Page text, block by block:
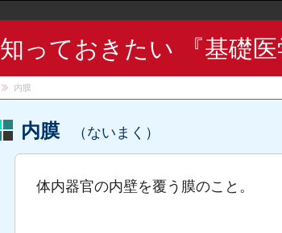
知っておきたい 『基礎医
内膜
内膜 （ないまく）
体内器官の内壁を覆う膜のこと。
内側足底神経
内側足底動脈
内側足背皮神経
内側腓腹皮神経
内転筋管
内頭蓋底
内部環境